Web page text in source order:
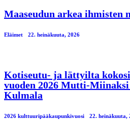
Maaseudun arkea ihmisten
Eläimet 22. heinäkuuta, 2026
Kotiseutu- ja lättyilta
vuoden 2026 Mutti-
Kulmala
2026 kulttuuripääkaupunkivuosi 22. heinäkuuta,